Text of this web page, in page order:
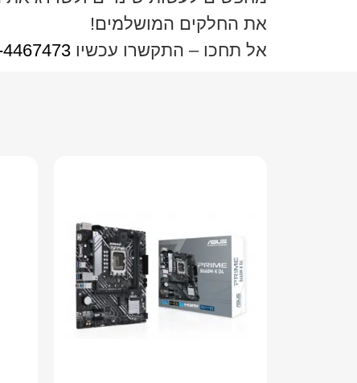
את החלקים המושלמים!
אל תחכו – התקשרו עכשיו